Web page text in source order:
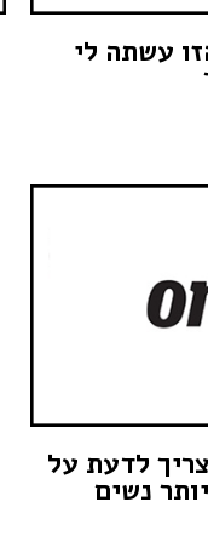
עשתה לי
לדעת על
נשים